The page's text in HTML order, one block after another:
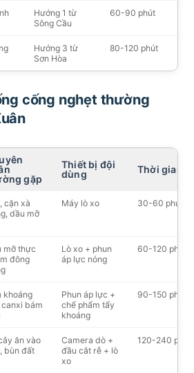
Hướng 1 từ
Sông Cầu
60-90 phút
Hướng 3 từ
Sơn Hòa
80-120 phút
cống nghẹt thường
gặp
Thiết bị đội
dùng
Thời gian
cặn xà
dầu mỡ
Máy lò xo 30-60 phút
mỡ thực
đông
Lò xo + phun
áp lực nóng
60-120 phút
khoáng
canxi bám
Phun áp lực +
chế phẩm tẩy
khoáng
90-150 phút
ăn vào
bùn đất
Camera dò +
đầu cắt rễ + lò
xo
120-240 phút